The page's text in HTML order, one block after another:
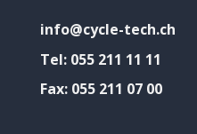
info@cycle-tech.ch
Tel: 055 211 11 11
Fax: 055 211 07 00